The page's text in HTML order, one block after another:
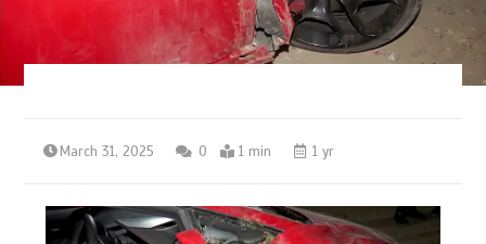
March 31, 2025 0 1 min 1 yr